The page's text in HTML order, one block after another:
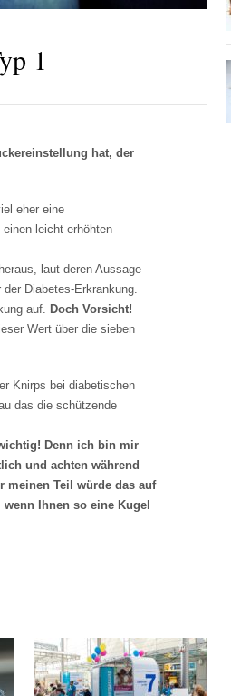
1
hat, der
eher eine
leicht erhöhten
laut deren Aussage
Diabetes-Erkrankung.
auf. Doch Vorsicht!
Wert über die sieben
Knirps bei diabetischen
das die schützende
Denn ich bin mir
und achten während
meinen Teil würde das auf
Ihnen so eine Kugel